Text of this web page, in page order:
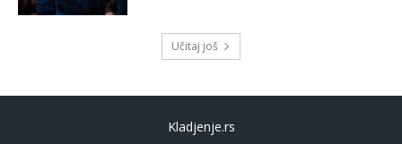
Učitaj još
Kladjenje.rs